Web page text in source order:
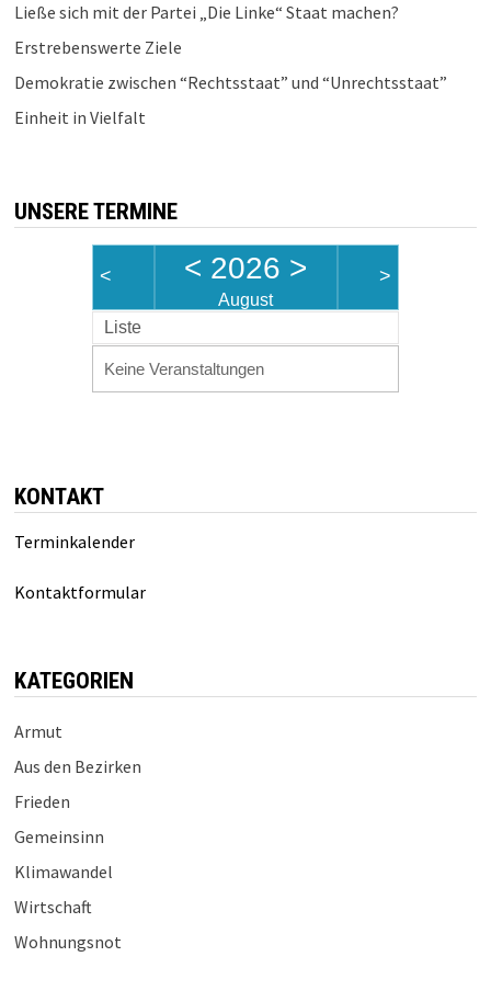
Ließe sich mit der Partei „Die Linke“ Staat machen?
Erstrebenswerte Ziele
Demokratie zwischen “Rechtsstaat” und “Unrechtsstaat”
Einheit in Vielfalt
UNSERE TERMINE
< < 2026 >
August
>
Liste
Keine Veranstaltungen
KONTAKT
Terminkalender
Kontaktformular
KATEGORIEN
Armut
Aus den Bezirken
Frieden
Gemeinsinn
Klimawandel
Wirtschaft
Wohnungsnot